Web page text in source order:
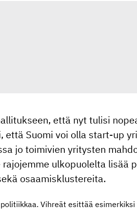
että nyt tulisi
että Suomi voi olla start-up
jo toimivien yritysten
ulkopuolelta lisää
osaamisklustereita.
Vihreät esittää